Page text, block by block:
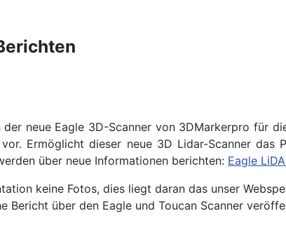
der neue Eagle 3D-Scanner von 3DMarkerpro für
Ermöglicht dieser neue 3D Lidar-Scanner
über neue Informationen berichten: Eagle
keine Fotos, dies liegt daran das unser
Bericht über den Eagle und Toucan Scanner